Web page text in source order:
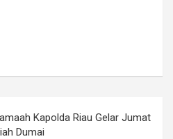
Kapolda Riau Gelar Jumat
Dumai